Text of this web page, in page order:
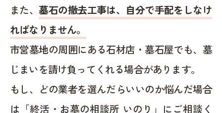
また、墓石の撤去工事は、自分で手配をしなけ
ればなりません。
市営墓地の周囲にある石材店・墓石屋でも、墓
じまいを請け負ってくれる場合があります。
もし、どの業者を選んだらいいのか悩んだ場合
は「終活・お墓の相談所 いのり」にご相談く